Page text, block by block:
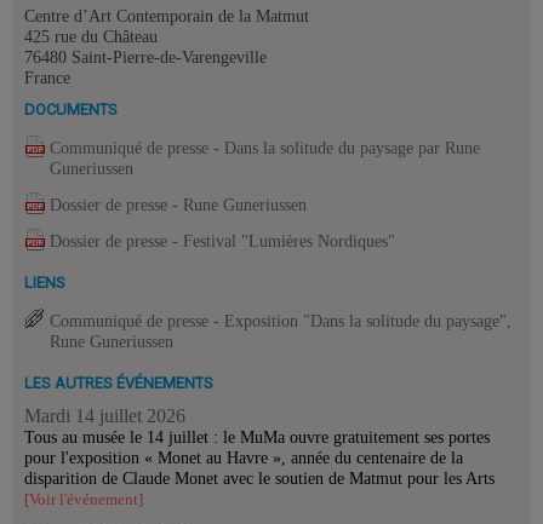
Centre d’Art Contemporain de la Matmut
425 rue du Château
76480 Saint-Pierre-de-Varengeville
France
DOCUMENTS
Communiqué de presse - Dans la solitude du paysage par Rune
Guneriussen
Dossier de presse - Rune Guneriussen
Dossier de presse - Festival "Lumières Nordiques"
LIENS
Communiqué de presse - Exposition "Dans la solitude du paysage",
Rune Guneriussen
LES AUTRES ÉVÉNEMENTS
Mardi 14 juillet 2026
Tous au musée le 14 juillet : le MuMa ouvre gratuitement ses portes
pour l'exposition « Monet au Havre », année du centenaire de la
disparition de Claude Monet avec le soutien de Matmut pour les Arts
[Voir l'événement]